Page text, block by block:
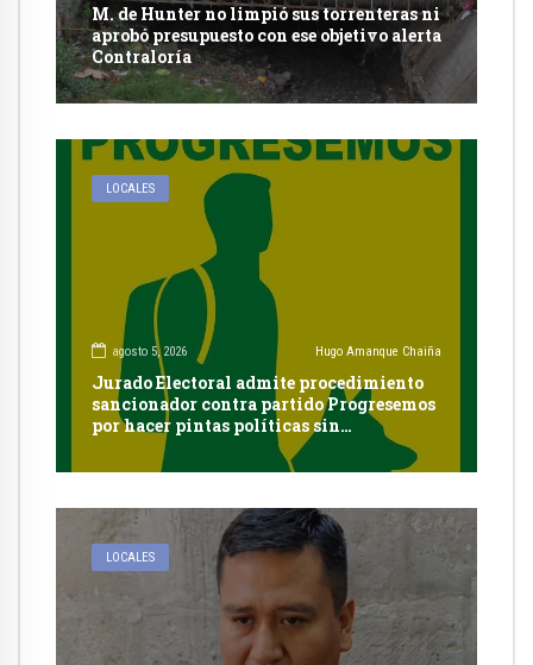
M. de Hunter no limpió sus torrenteras ni
aprobó presupuesto con ese objetivo alerta
Contraloría
LOCALES
agosto 5, 2026 Hugo Amanque Chaiña
Jurado Electoral admite procedimiento
sancionador contra partido Progresemos
por hacer pintas políticas sin
autorización en Cayma
LOCALES